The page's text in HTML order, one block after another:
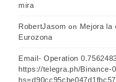
mira
RobertJasom on Mejora la
Eurozona
Email- Operation
https://telegra.ph/Binance-